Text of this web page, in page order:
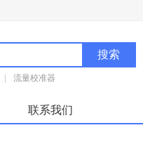
流量校准器
联系我们